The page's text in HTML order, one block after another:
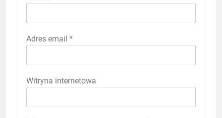
Adres email *
Witryna internetowa